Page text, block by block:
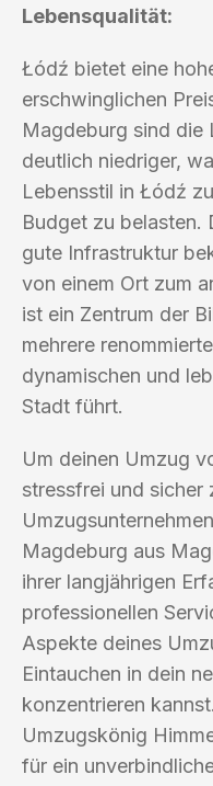
Lebensqualität:
Łódź bietet eine
erschwinglichen
Magdeburg sind die
deutlich niedriger,
Lebensstil in Łódź
Budget zu belasten.
gute Infrastruktur
von einem Ort zum
ist ein Zentrum der
mehrere
dynamischen und
Stadt führt.
Um deinen Umzug
stressfrei und sicher
Magdeburg aus
ihrer langjährigen
professionellen
Aspekte deines
Eintauchen in dein
konzentrieren
Umzugskönig
für ein